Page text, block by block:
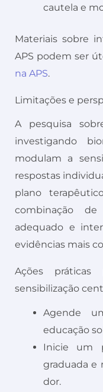
cautela e
Materiais sobre
APS podem ser
na APS.
Limitações e
A pesquisa
investigando
modulam a
respostas
plano
combinação de
adequado e
evidências mais
Ações
sensibilização
Agende
educação
Inicie um
graduada e
dor.